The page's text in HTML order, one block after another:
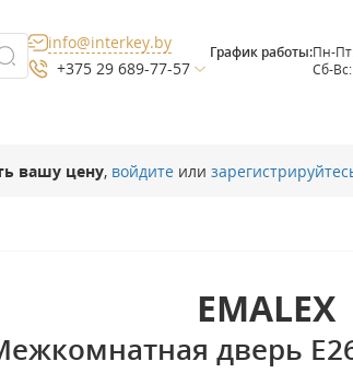
info@interkey.by
+375 29 689-77-57
График работы:Пн-
Сб-
вашу цену, войдите или
EMALEX
дверь